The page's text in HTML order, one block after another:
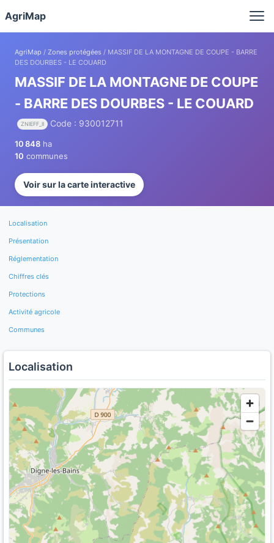
AgriMap
AgriMap / Zones protégées / MASSIF DE LA MONTAGNE DE COUPE - BARRE
DES DOURBES - LE COUARD
MASSIF DE LA MONTAGNE DE COUPE
- BARRE DES DOURBES - LE COUARD
ZNIEFF_II Code : 930012711
10 848 ha
10 communes
Voir sur la carte interactive
Localisation
Présentation
Réglementation
Chiffres clés
Protections
Activité agricole
Communes
Localisation